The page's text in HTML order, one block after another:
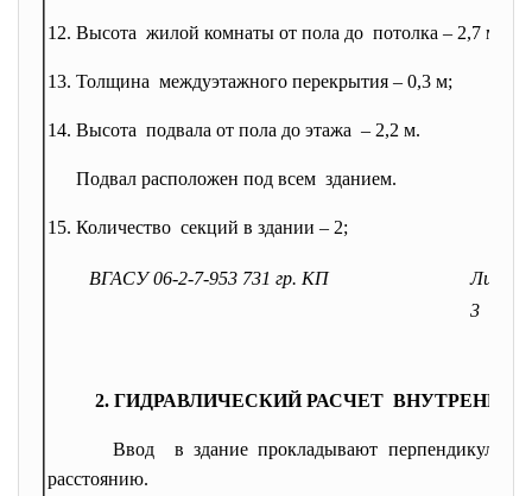
12. Высота жилой комнаты от пола до потолка – 2,7 м;
13. Толщина междуэтажного перекрытия – 0,3 м;
14. Высота подвала от пола до этажа – 2,2 м.
Подвал расположен под всем зданием.
15. Количество секций в здании – 2;
ВГАСУ 06-2-7-953 731 гр. КП
Лист
3
2. ГИДРАВЛИЧЕСКИЙ РАСЧЕТ
Ввод в здание прокладывают
расстоянию.